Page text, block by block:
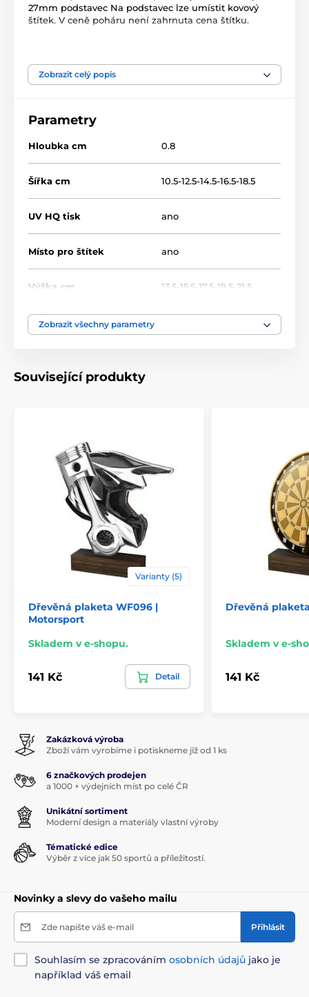
27mm podstavec Na podstavec lze umístit kovový
štítek. V ceně poháru není zahrnuta cena štítku.
Volejbal Dřevěné trofeje WF002
Zobrazit celý popis
Parametry
Hloubka cm 0.8
Šířka cm 10.5-12.5-14.5-16.5-18.5
UV HQ tisk ano
Místo pro štítek ano
Výška cm 13.5-15.5-17.5-19.5-21.5
Motiv
Zobrazit všechny parametry
Související produkty
Varianty (5)
Dřevěná plaketa WF096 |
Motorsport
Skladem v e-shopu.
141 Kč Detail
Dřevěná
Skladem v e-
141 Kč
Zakázková výroba
Zboží vám vyrobíme i potiskneme již od 1 ks
6 značkových prodejen
a 1000 + výdejních míst po celé ČR
Unikátní sortiment
Moderní design a materiály vlastní výroby
Tématické edice
Výběr z více jak 50 sportů a příležitostí.
Novinky a slevy do vašeho mailu
Zde napište váš e-mail Přihlásit
Souhlasím se zpracováním osobních údajů jako je
například váš email